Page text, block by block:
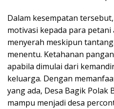
Dalam kesempatan
motivasi kepada para
menyerah meskipun
menentu. Ketahanan
apabila dimulai dari
keluarga. Dengan
yang ada, Desa Bagik Polak
mampu menjadi desa